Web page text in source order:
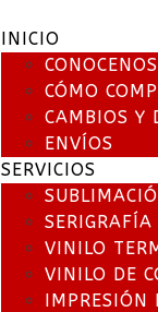
INICIO
CONOCENOS
CÓMO
CAMBIOS Y
ENVÍOS
SERVICIOS
SERIGRAFÍA
VINILO
VINILO DE
IMPRESIÓN